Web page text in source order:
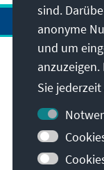
Anschrift
Kontakt
Besuchen Sie
sind.
anonyme
und um
Sie